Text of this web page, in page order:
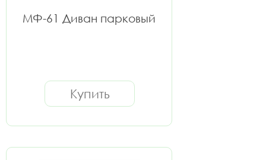
МФ-61 Диван парковый
Купить